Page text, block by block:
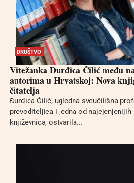
DRUŠTVO
Vitežanka Đurđica Čilić među
autorima u Hrvatskoj: Nova
čitatelja
Đurđica Čilić, ugledna sveučilišna
prevoditeljica i jedna od najcjenjenijih
književnica, ostvarila...